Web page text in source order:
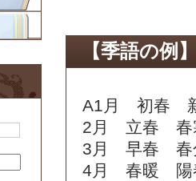
【季語の例
A1月 初春
2月 立春 春
3月 早春 春
4月 春暖 陽